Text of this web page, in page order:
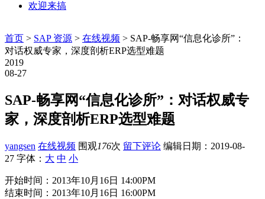
欢迎来搞
首页 > SAP 资源 > 在线视频 > SAP-畅享网“信息化诊所”：
对话权威专家，深度剖析ERP选型难题
2019
08-27
SAP-畅享网“信息化诊所”：对话权威专
家，深度剖析ERP选型难题
yangsen 在线视频 围观176次 留下评论 编辑日期： 2019-08-
27 字体： 大 中 小
开始时间：2013年10月16日 14:00PM
结束时间：2013年10月16日 16:00PM